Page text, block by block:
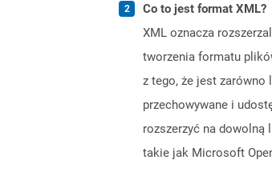
Co to jest format XML?
XML oznacza
tworzenia formatu
z tego, że jest zarówno
przechowywane i
rozszerzyć na dowolną
takie jak Microsoft